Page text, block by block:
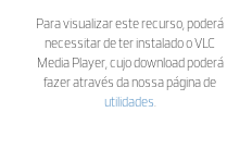
Para visualizar este recurso, poderá
necessitar de ter instalado o VLC
Media Player, cujo download poderá
fazer através da nossa página de
utilidades